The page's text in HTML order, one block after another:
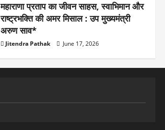
महाराणा प्रताप का जीवन साहस, स्वाभिमान और
राष्ट्रभक्ति की अमर मिसाल : उप मुख्यमंत्री
अरुण साव*
Jitendra Pathak June 17, 2026